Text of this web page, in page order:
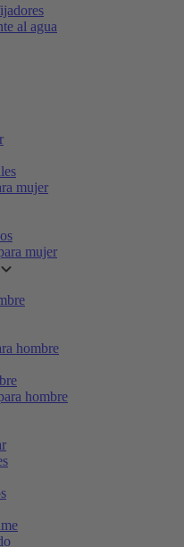
al agua
mujer
mujer
hombre
hombre